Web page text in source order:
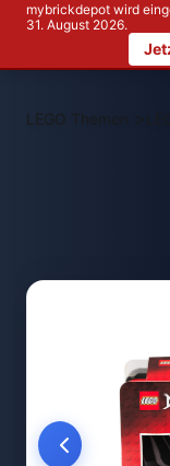
mybrickdepot wird
31. August 2026.
LEGO Themen >